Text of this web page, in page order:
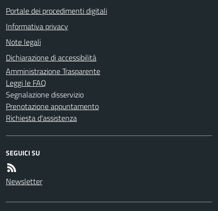
Portale dei procedimenti digitali
Informativa privacy
Note legali
Dichiarazione di accessibilità
Amministrazione Trasparente
Leggi le FAQ
Segnalazione disservizio
Prenotazione appuntamento
Richiesta d'assistenza
SEGUICI SU
Newsletter